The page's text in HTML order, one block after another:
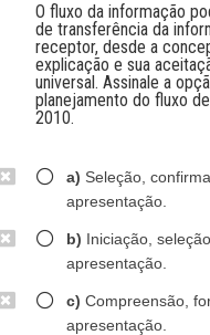
O fluxo da informação
de transferência da
receptor, desde a
explicação e sua
universal. Assinale a
planejamento do fluxo
2010.
a) Seleção,
apresentação.
b) Iniciação,
apresentação.
c) Compreensão,
apresentação.